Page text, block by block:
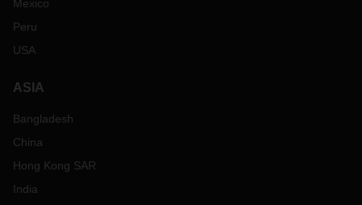
Mexico
Peru
USA
ASIA
Bangladesh
China
Hong Kong SAR
India